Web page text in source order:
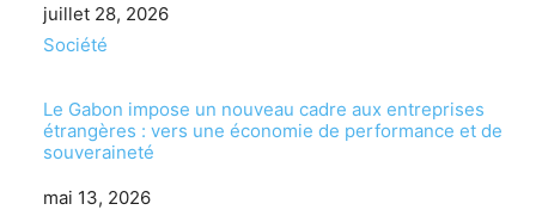
Date
juillet 28, 2026
Par rapport à
Société
Le Gabon impose un nouveau cadre aux entreprises
étrangères : vers une économie de performance et de
souveraineté
Date
mai 13, 2026